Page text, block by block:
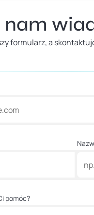
nam
formularz, a
pomóc?